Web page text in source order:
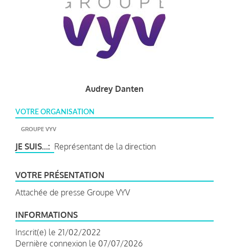
Audrey Danten
VOTRE ORGANISATION
GROUPE VYV
JE SUIS... Représentant de la direction
VOTRE PRÉSENTATION
Attachée de presse Groupe VYV
INFORMATIONS
Inscrit(e) le 21/02/2022
Dernière connexion le 07/07/2026